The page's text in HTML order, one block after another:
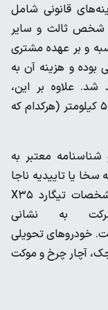
قانونی شامل
شخص ثالث و سایر
تعرفه‌های سال ۱۴۰۳ محاسبه و بر عهده مشتری
بوده و هزینه آن به
علاوه بر این،
سرویس اولیه خودرو رایگان تا ۶ ماه یا ۵۰۰۰ کیلومتر (هرکدام که
شناسنامه معتبر به
یا تاییدیه ناجا
یا پست) را ارائه دهند. جزئیات فنی و مشخصات تیگارد X۳۵
به نشانی
خودروهای تحویلی
آچار چرخ و موکت